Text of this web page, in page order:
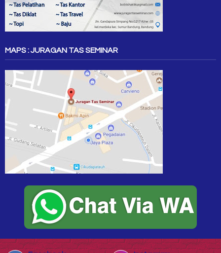
MAPS : JURAGAN TAS SEMINAR